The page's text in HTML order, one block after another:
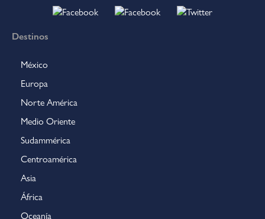
Destinos
México
Europa
Norte América
Medio Oriente
Sudammérica
Centroamérica
Asia
África
Oceanía